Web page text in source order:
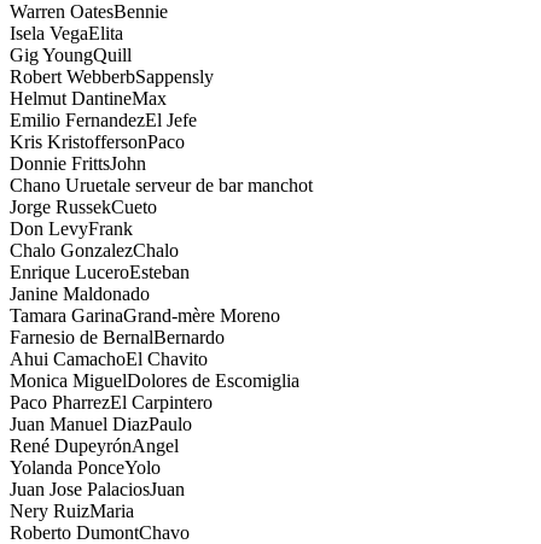
Warren OatesBennie
Isela VegaElita
Gig YoungQuill
Robert WebberbSappensly
Helmut DantineMax
Emilio FernandezEl Jefe
Kris KristoffersonPaco
Donnie FrittsJohn
Chano Uruetale serveur de bar manchot
Jorge RussekCueto
Don LevyFrank
Chalo GonzalezChalo
Enrique LuceroEsteban
Janine Maldonado
Tamara GarinaGrand-mère Moreno
Farnesio de BernalBernardo
Ahui CamachoEl Chavito
Monica MiguelDolores de Escomiglia
Paco PharrezEl Carpintero
Juan Manuel DiazPaulo
René DupeyrónAngel
Yolanda PonceYolo
Juan Jose PalaciosJuan
Nery RuizMaria
Roberto DumontChavo